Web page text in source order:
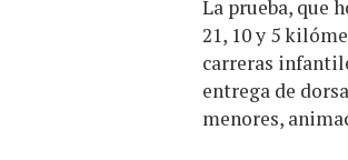
La prueba, que
21, 10 y 5
carreras
entrega de
menores,